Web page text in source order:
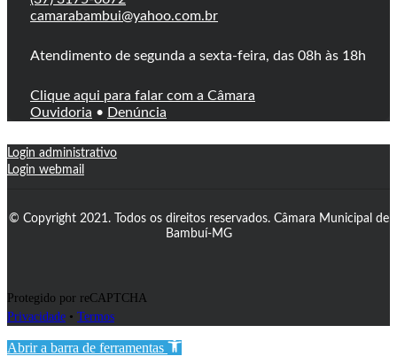
camarabambui@yahoo.com.br
Atendimento de segunda a sexta-feira, das 08h às 18h
Clique aqui para falar com a Câmara
Ouvidoria • Denúncia
Login administrativo
Login webmail
© Copyright 2021. Todos os direitos reservados. Câmara Municipal de
Bambuí-MG
Protegido por reCAPTCHA
Privacidade • Termos
Abrir a barra de ferramentas